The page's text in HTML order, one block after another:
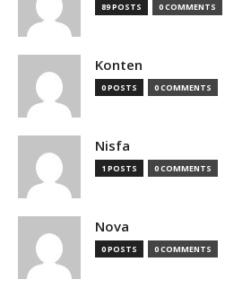
89 POSTS 0 COMMENTS
Konten
0 POSTS 0 COMMENTS
Nisfa
1 POSTS 0 COMMENTS
Nova
0 POSTS 0 COMMENTS